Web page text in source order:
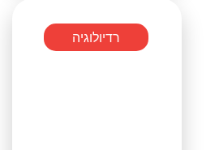
רדיולוגיה